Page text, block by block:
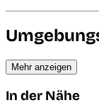
Mehr anzeigen
In der Nähe